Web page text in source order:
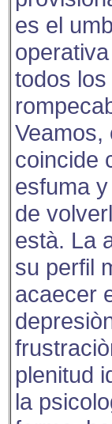
es el
todos
Veamos,
coincide
esfuma
de
està. La
su perfil
acaecer
plenitud
la